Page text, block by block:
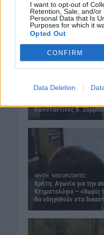
I want to opt-out of
Retention, Sale, and/or
Personal Data that Is
Purposes for which it
Opted Out
CONFIRM
Data Deletion